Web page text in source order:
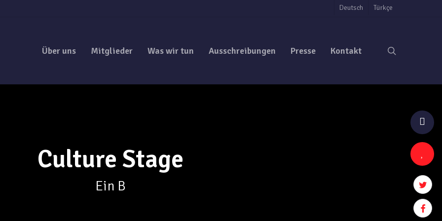
twitter
Deutsch Türkçe
Über uns Mitglieder Was wir tun Ausschreibungen Presse Kontakt
Culture Stage
Ein B